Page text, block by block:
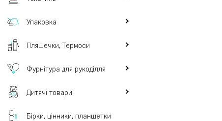
Упаковка
Пляшечки, Термоси
Фурнітура для рукоділля
Дитячі товари
Бірки, цінники, планшетки